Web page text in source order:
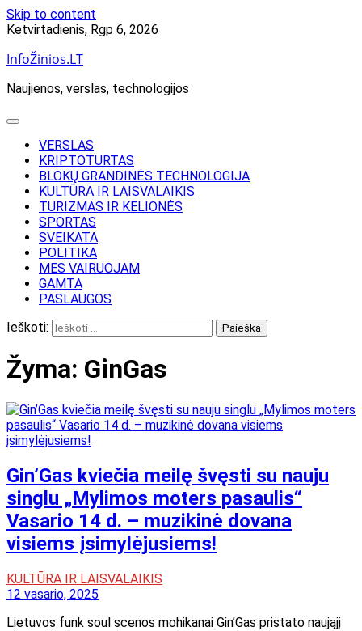
Skip to content
Ketvirtadienis, Rgp 6, 2026
InfoŽinios.LT
Naujienos, verslas, technologijos
VERSLAS
KRIPTOTURTAS
BLOKŲ GRANDINĖS TECHNOLOGIJA
KULTŪRA IR LAISVALAIKIS
TURIZMAS IR KELIONĖS
SPORTAS
SVEIKATA
POLITIKA
MES VAIRUOJAM
GAMTA
PASLAUGOS
Ieškoti:
Žyma: GinGas
Gin’Gas kviečia meilę švęsti su nauju
singlu „Mylimos moters pasaulis“
Vasario 14 d. – muzikinė dovana
visiems įsimylėjusiems!
KULTŪRA IR LAISVALAIKIS
12 vasario, 2025
Lietuvos funk soul scenos mohikanai Gin’Gas pristato naująjį